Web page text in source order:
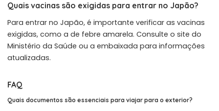
Quais vacinas são exigidas para entrar no Japão?
Para entrar no Japão, é importante verificar as vacinas
exigidas, como a de febre amarela. Consulte o site do
Ministério da Saúde ou a embaixada para informações
atualizadas.
FAQ
Quais documentos são essenciais para viajar para o exterior?